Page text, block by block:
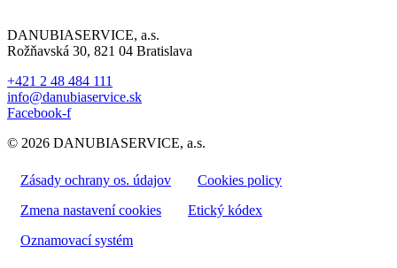
DANUBIASERVICE, a.s.
Rožňavská 30, 821 04 Bratislava
+421 2 48 484 111
info@danubiaservice.sk
Facebook-f
© 2026 DANUBIASERVICE, a.s.
Zásady ochrany os. údajov
Cookies policy
Zmena nastavení cookies
Etický kódex
Oznamovací systém